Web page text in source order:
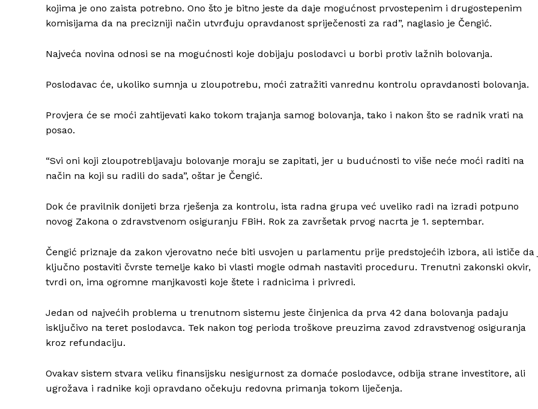
kojima je ono zaista potrebno. Ono što je bitno jeste da daje mogućnost prvostepenim i drugostepenim
komisijama da na precizniji način utvrđuju opravdanost spriječenosti za rad”, naglasio je Čengić.
Najveća novina odnosi se na mogućnosti koje dobijaju poslodavci u borbi protiv lažnih bolovanja.
Poslodavac će, ukoliko sumnja u zloupotrebu, moći zatražiti vanrednu kontrolu opravdanosti bolovanja.
Provjera će se moći zahtijevati kako tokom trajanja samog bolovanja, tako i nakon što se radnik vrati na
posao.
“Svi oni koji zloupotrebljavaju bolovanje moraju se zapitati, jer u budućnosti to više neće moći raditi na
način na koji su radili do sada”, oštar je Čengić.
Dok će pravilnik donijeti brza rješenja za kontrolu, ista radna grupa već uveliko radi na izradi potpuno
novog Zakona o zdravstvenom osiguranju FBiH. Rok za završetak prvog nacrta je 1. septembar.
Čengić priznaje da zakon vjerovatno neće biti usvojen u parlamentu prije predstojećih izbora, ali ističe da
ključno postaviti čvrste temelje kako bi vlasti mogle odmah nastaviti proceduru. Trenutni zakonski okvir,
tvrdi on, ima ogromne manjkavosti koje štete i radnicima i privredi.
Jedan od najvećih problema u trenutnom sistemu jeste činjenica da prva 42 dana bolovanja padaju
isključivo na teret poslodavca. Tek nakon tog perioda troškove preuzima zavod zdravstvenog osiguranja
kroz refundaciju.
Ovakav sistem stvara veliku finansijsku nesigurnost za domaće poslodavce, odbija strane investitore, ali
ugrožava i radnike koji opravdano očekuju redovna primanja tokom liječenja.